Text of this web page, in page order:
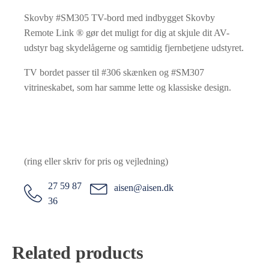
Skovby #SM305 TV-bord med indbygget Skovby
Remote Link ® gør det muligt for dig at skjule dit AV-
udstyr bag skydelågerne og samtidig fjernbetjene udstyret.
TV bordet passer til #306 skænken og #SM307
vitrineskabet, som har samme lette og klassiske design.
(ring eller skriv for pris og vejledning)
27 59 87
36
aisen@aisen.dk
Related products